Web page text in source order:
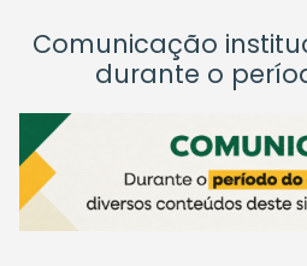
Comunicação
durante o